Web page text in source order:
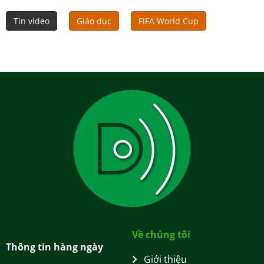
Tin video Giáo dục FIFA World Cup
Thông tin hàng ngày
Về chúng tôi
Giới thiệu